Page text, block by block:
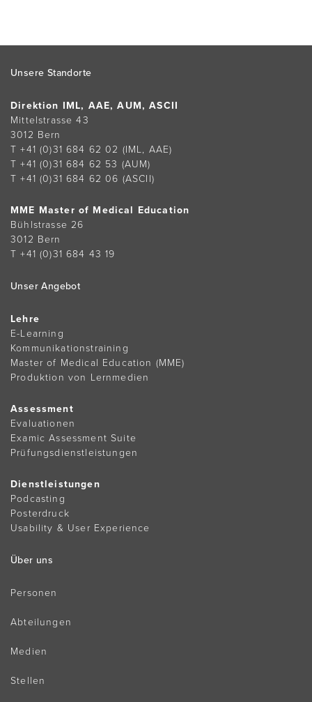
Footer
Unsere Standorte
Direktion IML, AAE, AUM, ASCII
Mittelstrasse 43
3012 Bern
T +41 (0)31 684 62 02 (IML, AAE)
T +41 (0)31 684 62 53 (AUM)
T +41 (0)31 684 62 06 (ASCII)
MME Master of Medical Education
Bühlstrasse 26
3012 Bern
T +41 (0)31 684 43 19
Unser Angebot
Lehre
E-Learning
Kommunikationstraining
Master of Medical Education (MME)
Produktion von Lernmedien
Assessment
Evaluationen
Examic Assessment Suite
Prüfungsdienstleistungen
Dienstleistungen
Podcasting
Posterdruck
Usability & User Experience
Über uns
Personen
Abteilungen
Medien
Stellen